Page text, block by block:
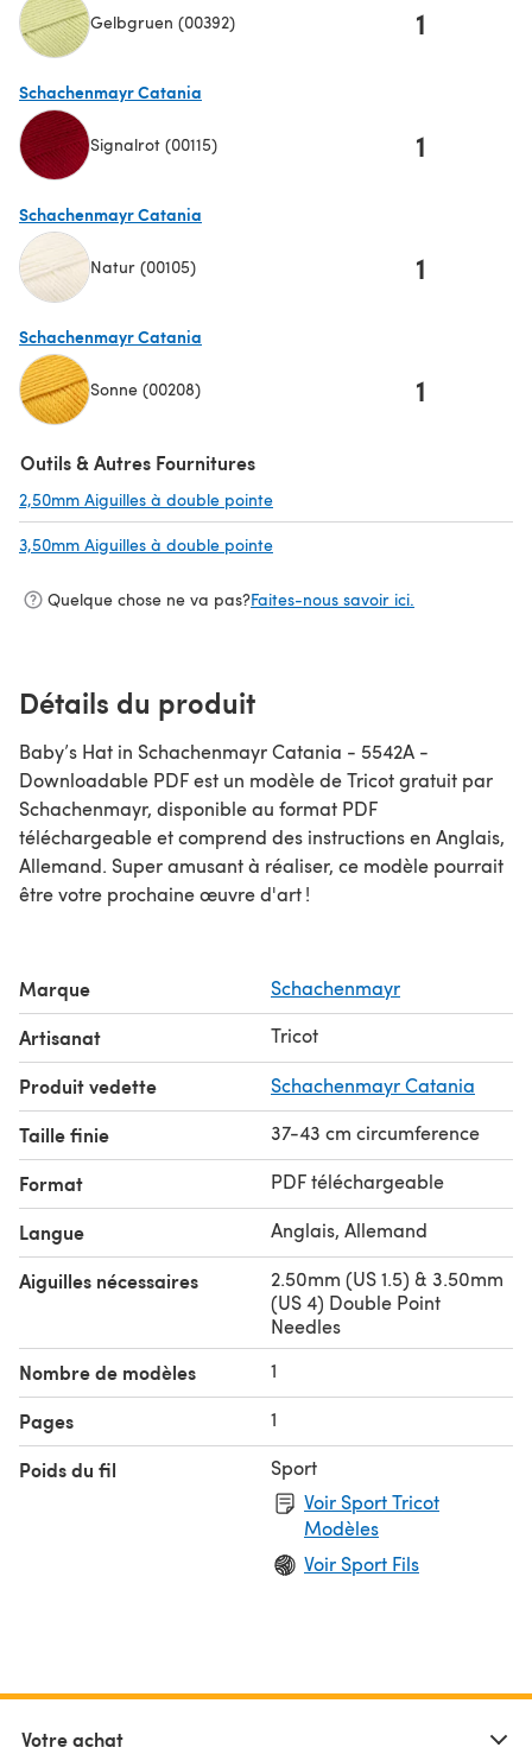
Gelbgruen (00392) 1
Schachenmayr Catania
Signalrot (00115) 1
Schachenmayr Catania
Natur (00105) 1
Schachenmayr Catania
Sonne (00208) 1
Outils & Autres Fournitures
2,50mm Aiguilles à double pointe
3,50mm Aiguilles à double pointe
Quelque chose ne va pas?Faites-nous savoir ici.
Détails du produit
Baby’s Hat in Schachenmayr Catania - 5542A -
Downloadable PDF est un modèle de Tricot gratuit par
Schachenmayr, disponible au format PDF
téléchargeable et comprend des instructions en Anglais,
Allemand. Super amusant à réaliser, ce modèle pourrait
être votre prochaine œuvre d'art !
Marque Schachenmayr
Artisanat Tricot
Produit vedette Schachenmayr Catania
Taille finie 37-43 cm circumference
Format PDF téléchargeable
Langue Anglais, Allemand
Aiguilles nécessaires
2.50mm (US 1.5) & 3.50mm
(US 4) Double Point
Needles
Nombre de modèles 1
Pages 1
Poids du fil
Sport
Voir Sport Tricot
Modèles
Voir Sport Fils
Votre achat